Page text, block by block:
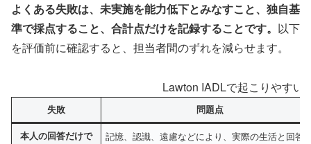
よくある失敗は、未実施を能力低下とみなすこと、独自基
準で採点すること、合計点だけを記録することです。 以下
を評価前に確認すると、担当者間のずれを減らせます。
Lawton IADLで起こりやすい
失敗 問題点
本人の回答だけで
記憶、認識、遠慮などにより、実際の生活と回答